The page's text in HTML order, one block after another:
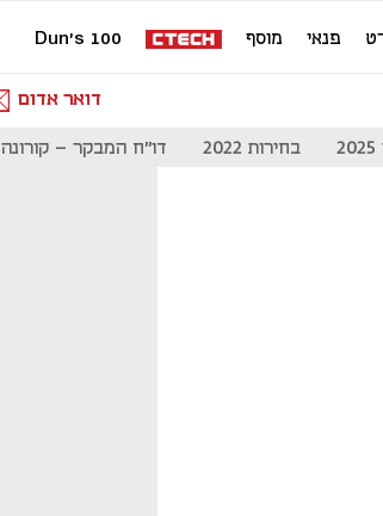
פנאי מוסף Dun's 100
דואר אדום
בחירות 2022 דו"ח המבקר - קורונה